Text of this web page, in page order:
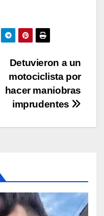
ar
tir
Detuvieron a un
motociclista por
hacer maniobras
imprudentes